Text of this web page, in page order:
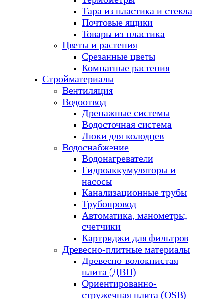
Тара из пластика и стекла
Почтовые ящики
Товары из пластика
Цветы и растения
Срезанные цветы
Комнатные растения
Стройматериалы
Вентиляция
Водоотвод
Дренажные системы
Водосточная система
Люки для колодцев
Водоснабжение
Водонагреватели
Гидроаккумуляторы и
насосы
Канализационные трубы
Трубопровод
Автоматика, манометры,
счетчики
Картриджи для фильтров
Древесно-плитные материалы
Древесно-волокнистая
плита (ДВП)
Ориентированно-
стружечная плита (OSB)